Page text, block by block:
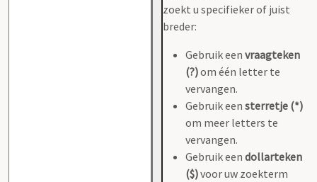
zoekt u specifieker of juist
breder:
Gebruik een vraagteken
(?)om één letter te
vervangen.
Gebruik een sterretje (*)
om meer letters te
vervangen.
Gebruik een dollarteken
($)voor uw zoekterm